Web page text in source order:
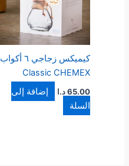
كيميكس زجاجي ٦ أكواب
Classic CHEMEX
65.00 د.ا
إضافة إلى
السلة